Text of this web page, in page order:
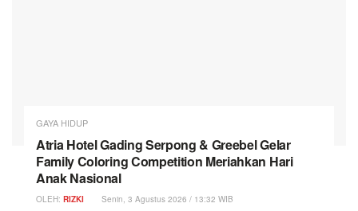
GAYA HIDUP
Atria Hotel Gading Serpong & Greebel Gelar
Family Coloring Competition Meriahkan Hari
Anak Nasional
OLEH: RIZKI Senin, 3 Agustus 2026 / 13:32 WIB